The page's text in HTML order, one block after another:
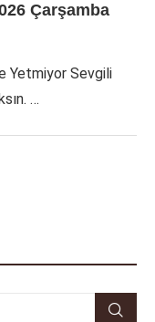
Çarşamba
Yetmiyor Sevgili
…